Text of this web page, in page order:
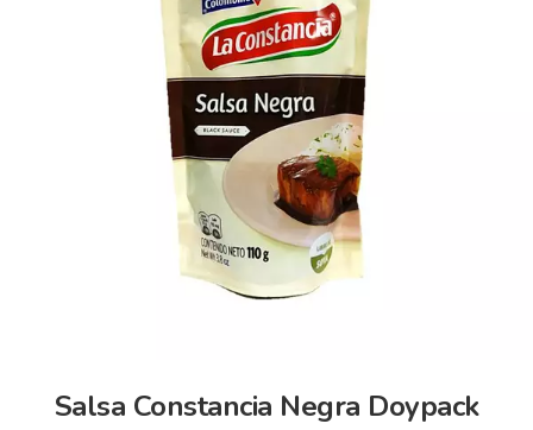
Salsa Constancia Negra Doypack